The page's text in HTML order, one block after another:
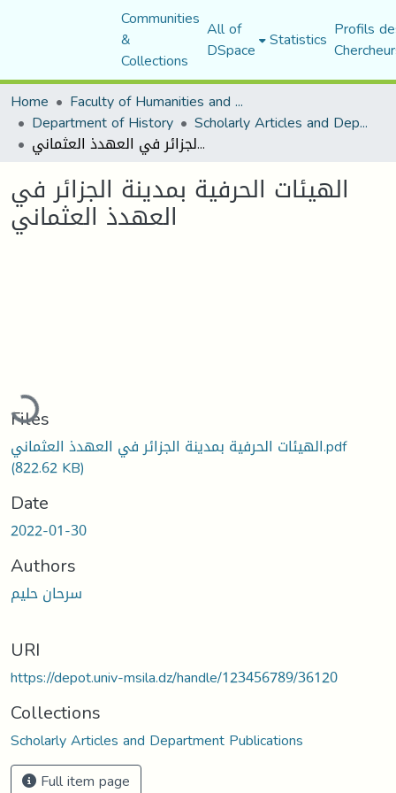
Communities
&
Collections
All of
DSpace Statistics Profils
Home
Faculty of Humanities and Social Sciences
Department of History Scholarly Articles and Department Publications
الهيئات الحرفية بمدينة الجزائر في العهدذ العثماني
الهيئات الحرفية بمدينة الجزائر في
العهدذ العثماني
Files
الهيئات الحرفية بمدينة الجزائر في العهدذ العثماني.pdf
(822.62 KB)
Date
2022-01-30
Authors
سرحان حليم
URI
https://depot.univ-msila.dz/handle/123456789/36120
Collections
Scholarly Articles and Department Publications
Full item page